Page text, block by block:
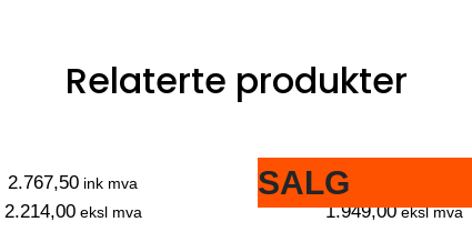
Relaterte produkter
2.767,50 ink mva
2.214,00eksl mva
SALG2.436,25
1.949,00eksl mva